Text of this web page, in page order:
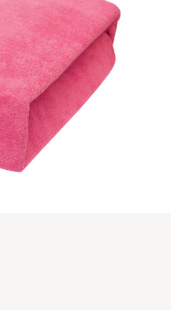
(
(